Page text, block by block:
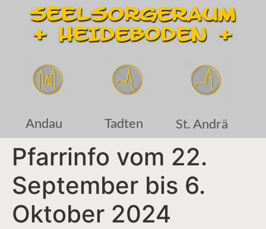
Andau Tadten St. Andrä
Pfarrinfo vom 22.
September bis 6.
Oktober 2024